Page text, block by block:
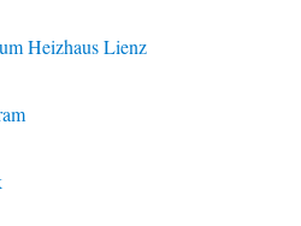
Heizhaus Lienz